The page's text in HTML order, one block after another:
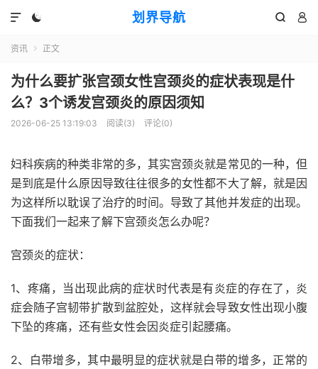
划界导航
  

资讯  正文
为什么要扩张宫颈女性宫颈炎的症状表现是什
么？3个诱发宫颈炎的原因须知
2026-06-25 13:19:03 阅读(3) 评论(0)
妇科疾病的种类非常的多，其实宫颈炎就是常见的一种，但
是到底是什么原因导致往往很多的女性都不大了解，就是因
为这样所以耽误了治疗的时间。 导致了其他并发症的出现。
下面我们一起来了解下宫颈炎怎么办呢？
宫颈炎的症状：
1、疼痛，当出现此病的症状时代表是有炎症的存在了，炎
症会随子宫韧带扩散到盆腔处，这样就会导致女性出现小腹
下坠的疼痛，还有些女性会因炎症引起腰痛。
2、白带增多，其中最明显的症状就是白带的增多，正常的